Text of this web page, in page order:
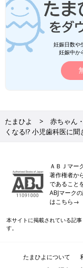
妊娠日数や
妊娠中か
たまひよ 赤ちゃん
くなる!? 小児歯科医に聞
ＡＢＪマー
著作権者か
であること
ABJマーク
はこちら
本サイトに掲載されている記
す。
たまひよについて